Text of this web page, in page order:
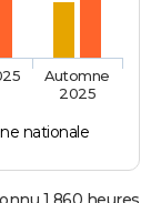
nationale
Automne
2025